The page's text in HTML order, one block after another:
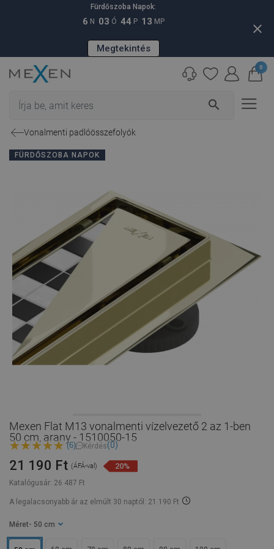
Fürdőszoba Napok:
6 N 03 Ó 44 P 12 MP
Megtekintés
close
search
0
Vonalmenti padlóösszefolyók
FÜRDŐSZOBA NAPOK
Mexen Flat M13 vonalmenti vízelvezető 2 az 1-ben
50 cm, arany - 1510050-15
(6) Kérdés(0)
Katalógusár: 26 487 Ft
21 190 Ft (ÁFÁ-val) 20%
A legalacsonyabb ár az elmúlt 30 naptól: 21 190 Ft
Méret - 50 cm